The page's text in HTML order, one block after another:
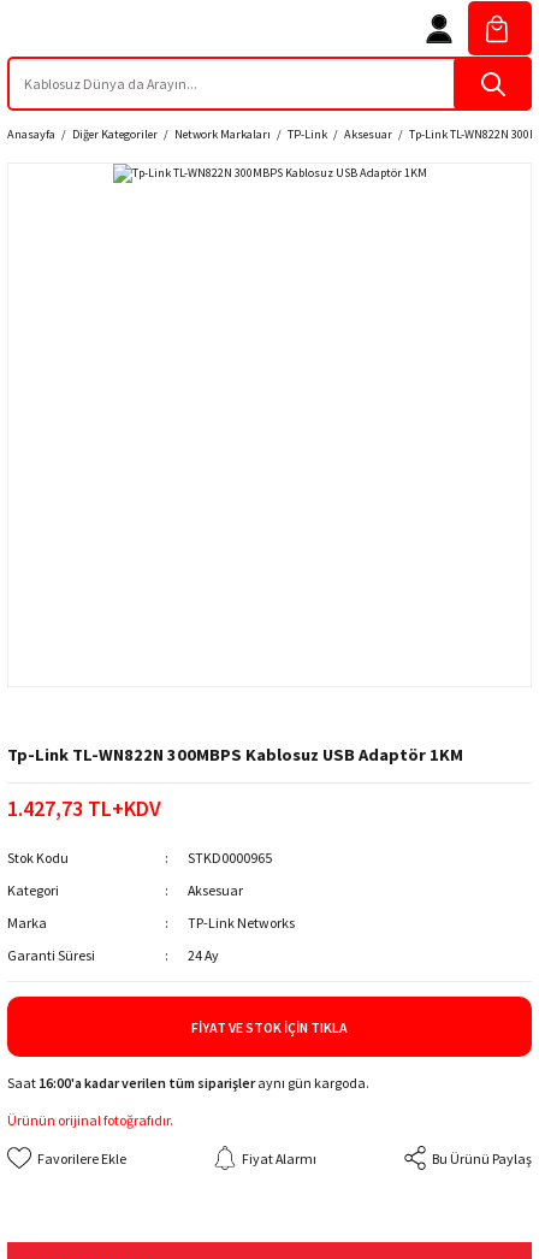
Anasayfa Diğer Kategoriler Network Markaları TP-Link Aksesuar Tp-Link TL-WN822N
Tp-Link TL-WN822N 300MBPS Kablosuz USB Adaptör 1KM
1.427,73 TL+KDV
Stok Kodu
STKD0000965
Kategori
Aksesuar
Marka
TP-Link Networks
Garanti Süresi
24 Ay
FIYAT VE STOK İÇIN TIKLA
Saat 16:00'a kadar verilen tüm siparişleraynı gün kargoda.
Ürünün orijinal fotoğrafıdır.
Fiyat Alarmı Bu Ürünü Paylaş